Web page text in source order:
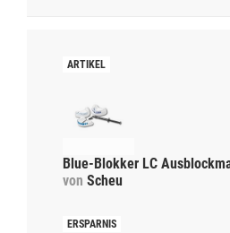
Blue-Blokker LC
von Scheu